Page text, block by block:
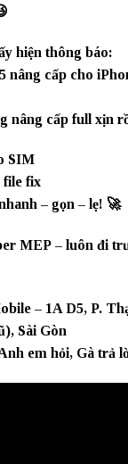
hiện thông báo:
nâng cấp cho
nâng cấp full xịn
SIM
file fix
– gọn – lẹ! 🚀
MEP – luôn đi
– 1A D5, P.
Sài Gòn
em hỏi, Gà trả